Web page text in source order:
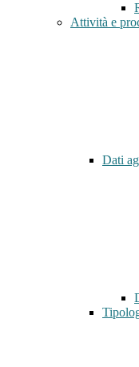
Attività e
Dati